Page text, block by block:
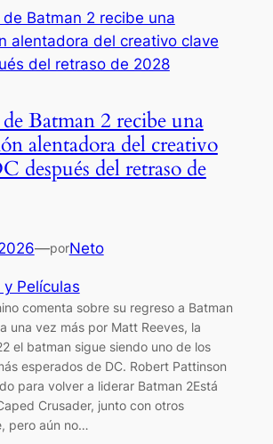
Batman 2 recibe una
alentadora del creativo
después del retraso de
—porNeto
y Películas
comenta sobre su regreso a Batman
una vez más por Matt Reeves, la
el batman sigue siendo uno de los
esperados de DC. Robert Pattinson
para volver a liderar Batman 2Está
Crusader, junto con otros
pero aún no…